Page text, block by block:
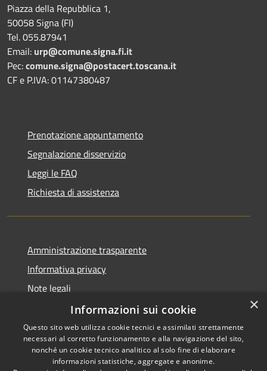
Piazza della Repubblica 1,
50058 Signa (FI)
Tel. 055.87941
Email: urp@comune.signa.fi.it
Pec:comune.signa@postacert.toscana.it
CF e P.IVA: 01147380487
Prenotazione appuntamento
Segnalazione disservizio
Leggi le FAQ
Richiesta di assistenza
Amministrazione trasparente
Informativa privacy
Note legali
Dichiarazione di accessibilità
RSS Copyright © 2026 • Comune di
×
Informazioni sui cookie
Questo sito web utilizza cookie tecnici e assimilati strettamente
necessari al corretto funzionamento e alla navigazione del sito,
nonché un cookie tecnico analitico al solo fine di elaborare
informazioni statistiche, aggregate e anonime.